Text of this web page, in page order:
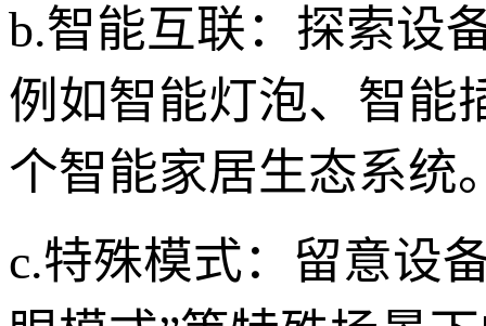
b.智能互联：探索设
例如智能灯泡、智能
个智能家居生态系统
c.特殊模式：留意设